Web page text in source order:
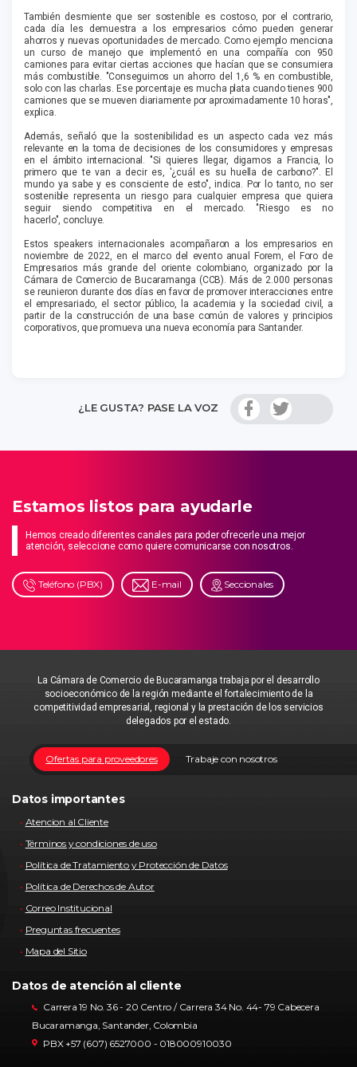
También desmiente que ser sostenible es costoso, por el contrario,
cada día les demuestra a los empresarios cómo pueden generar
ahorros y nuevas oportunidades de mercado. Como ejemplo menciona
un curso de manejo que implementó en una compañía con 950
camiones para evitar ciertas acciones que hacían que se consumiera
más combustible. "Conseguimos un ahorro del 1,6 % en combustible,
solo con las charlas. Ese porcentaje es mucha plata cuando tienes 900
camiones que se mueven diariamente por aproximadamente 10 horas",
explica.
Además, señaló que la sostenibilidad es un aspecto cada vez más
relevante en la toma de decisiones de los consumidores y empresas
en el ámbito internacional. "Si quieres llegar, digamos a Francia, lo
primero que te van a decir es, '¿cuál es su huella de carbono?". El
mundo ya sabe y es consciente de esto", indica. Por lo tanto, no ser
sostenible representa un riesgo para cualquier empresa que quiera
seguir siendo competitiva en el mercado. "Riesgo es no
hacerlo", concluye.
Estos speakers internacionales acompañaron a los empresarios en
noviembre de 2022, en el marco del evento anual Forem, el Foro de
Empresarios más grande del oriente colombiano, organizado por la
Cámara de Comercio de Bucaramanga (CCB). Más de 2.000 personas
se reunieron durante dos días en favor de promover interacciones entre
el empresariado, el sector público, la academia y la sociedad civil, a
partir de la construcción de una base común de valores y principios
corporativos, que promueva una nueva economía para Santander.
¿LE GUSTA? PASE LA VOZ
Estamos listos para ayudarle
Hemos creado diferentes canales para poder ofrecerle una mejor
atención, seleccione como quiere comunicarse con nosotros.
Teléfono (PBX) E-mail Seccionales
La Cámara de Comercio de Bucaramanga trabaja por el desarrollo
socioeconómico de la región mediante el fortalecimiento de la
competitividad empresarial, regional y la prestación de los servicios
delegados por el estado.
Trabaje con nosotros
Ofertas para proveedores
Datos importantes
Atencion al Cliente
Términos y condiciones de uso
Política de Tratamiento y Protección de Datos
Política de Derechos de Autor
Correo Institucional
Preguntas frecuentes
Mapa del Sitio
Datos de atención al cliente
Carrera 19 No. 36 - 20 Centro / Carrera 34 No. 44- 79 Cabecera
Bucaramanga, Santander, Colombia
PBX +57 (607) 6527000 - 018000910030